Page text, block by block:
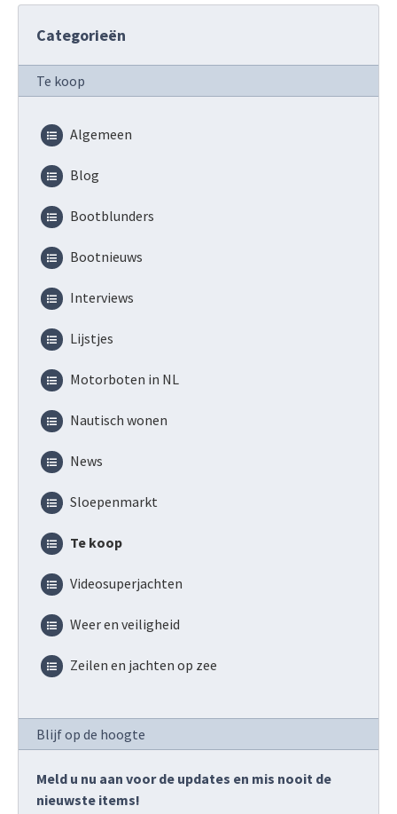
Categorieën
Te koop
Algemeen
Blog
Bootblunders
Bootnieuws
Interviews
Lijstjes
Motorboten in NL
Nautisch wonen
News
Sloepenmarkt
Te koop
Videosuperjachten
Weer en veiligheid
Zeilen en jachten op zee
Blijf op de hoogte
Meld u nu aan voor de updates en mis nooit de
nieuwste items!